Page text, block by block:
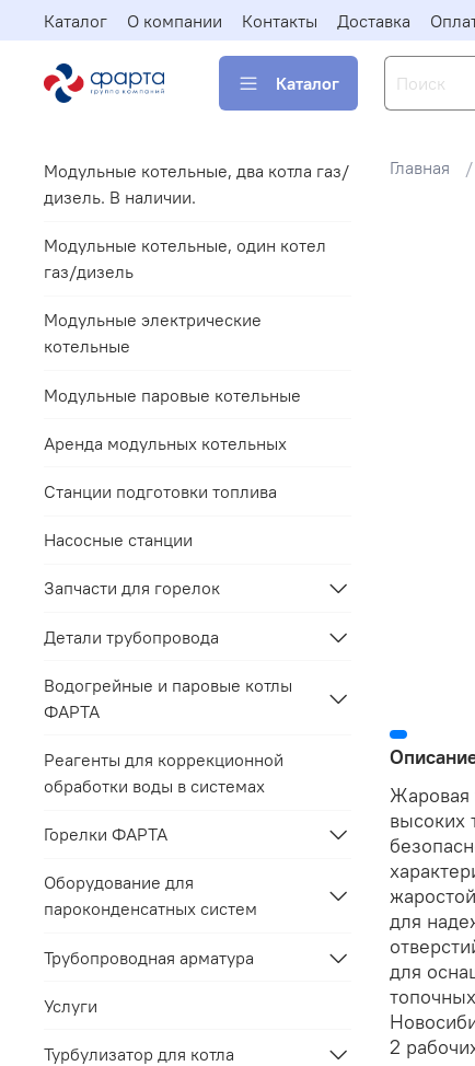
Каталог О компании Контакты Доставка
Каталог
Главная
Жаровая
высоких
для
для
2
Модульные котельные, два котла газ/
дизель. В наличии.
Модульные котельные, один котел
газ/дизель
Модульные электрические
котельные
Модульные паровые котельные
Аренда модульных котельных
Станции подготовки топлива
Насосные станции
Запчасти для горелок
Детали трубопровода
Водогрейные и паровые котлы
ФАРТА
Реагенты для коррекционной
обработки воды в системах
Горелки ФАРТА
Оборудование для
пароконденсатных систем
Трубопроводная арматура
Услуги
Турбулизатор для котла